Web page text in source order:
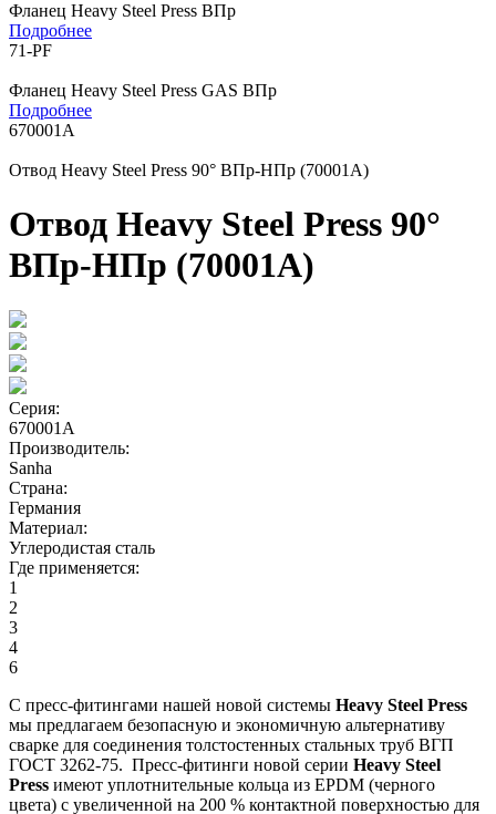
Фланец Heavy Steel Press ВПр
Подробнее
71-PF
Фланец Heavy Steel Press GAS ВПр
Подробнее
670001A
Отвод Heavy Steel Press 90° ВПр-НПр (70001A)
Отвод Heavy Steel Press 90°
ВПр-НПр (70001A)
Серия:
670001A
Производитель:
Sanha
Страна:
Германия
Материал:
Углеродистая сталь
Где применяется:
1
2
3
4
6
С пресс-фитингами нашей новой системы Heavy Steel Press
мы предлагаем безопасную и экономичную альтернативу
сварке для соединения толстостенных стальных труб ВГП
ГОСТ 3262-75. Пресс-фитинги новой серии Heavy Steel
Press имеют уплотнительные кольца из EPDM (черного
цвета) с увеличенной на 200 % контактной поверхностью для